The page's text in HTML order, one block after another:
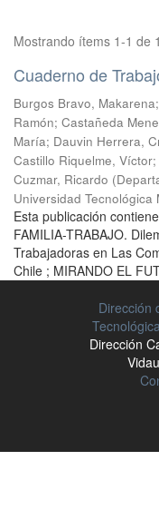
Mostrando ítems 1-1 de 1
Cuaderno de
Burgos Bravo, Makarena;
Ramón; Castañeda
María; Dauvin Herrera,
Castillo Riquelme, Víctor;
Cuzmar, Ricardo (
Universidad Tecnológica
Esta publicación
FAMILIA-TRABAJO.
Trabajadoras en Las
Chile ; MIRANDO EL
Dirección
Dirección